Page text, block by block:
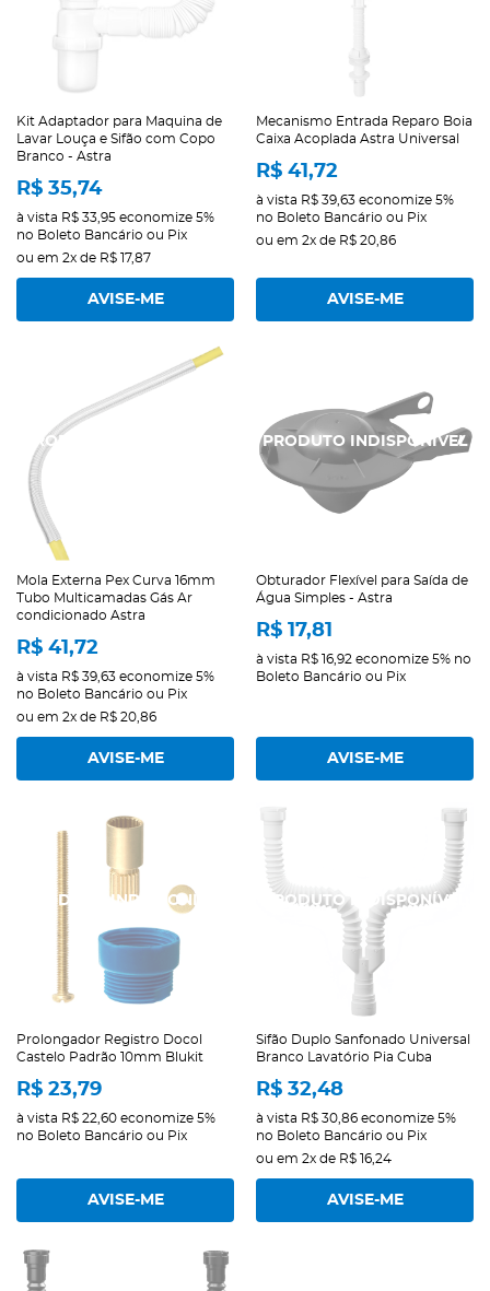
Kit Adaptador para Maquina de
Lavar Louça e Sifão com Copo
Branco - Astra
R$ 35,74
à vista R$ 33,95 economize 5%
no Boleto Bancário ou Pix
ou em 2x de R$ 17,87
AVISE-ME
Mecanismo Entrada Reparo Boia
Caixa Acoplada Astra Universal
R$ 41,72
à vista R$ 39,63 economize 5%
no Boleto Bancário ou Pix
ou em 2x de R$ 20,86
AVISE-ME
Mola Externa Pex Curva 16mm
Tubo Multicamadas Gás Ar
condicionado Astra
R$ 41,72
à vista R$ 39,63 economize 5%
no Boleto Bancário ou Pix
ou em 2x de R$ 20,86
AVISE-ME
Obturador Flexível para Saída de
Água Simples - Astra
R$ 17,81
à vista R$ 16,92 economize 5% no
Boleto Bancário ou Pix
AVISE-ME
Prolongador Registro Docol
Castelo Padrão 10mm Blukit
R$ 23,79
à vista R$ 22,60 economize 5%
no Boleto Bancário ou Pix
AVISE-ME
Sifão Duplo Sanfonado Universal
Branco Lavatório Pia Cuba
R$ 32,48
à vista R$ 30,86 economize 5%
no Boleto Bancário ou Pix
ou em 2x de R$ 16,24
AVISE-ME